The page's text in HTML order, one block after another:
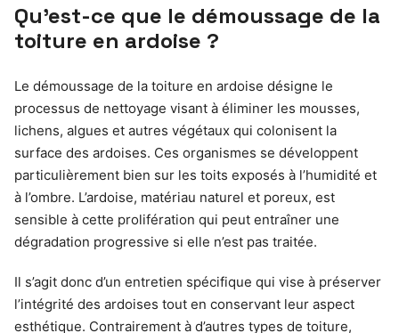
Qu’est-ce que le démoussage de la
toiture en ardoise ?
Le démoussage de la toiture en ardoise désigne le
processus de nettoyage visant à éliminer les mousses,
lichens, algues et autres végétaux qui colonisent la
surface des ardoises. Ces organismes se développent
particulièrement bien sur les toits exposés à l’humidité et
à l’ombre. L’ardoise, matériau naturel et poreux, est
sensible à cette prolifération qui peut entraîner une
dégradation progressive si elle n’est pas traitée.
Il s’agit donc d’un entretien spécifique qui vise à préserver
l’intégrité des ardoises tout en conservant leur aspect
esthétique. Contrairement à d’autres types de toiture,